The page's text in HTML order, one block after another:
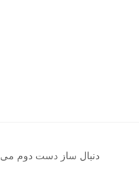
دنبال ساز دست دوم